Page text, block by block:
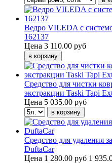
Ведро VILEDA с
162137
Цена 3 110.00 руб
Средство для чистки
экстракции Taski Tapi
Цена 5 035.00 руб
Средство для удаления
DuftaCar
Цена 1 280.00 руб 1